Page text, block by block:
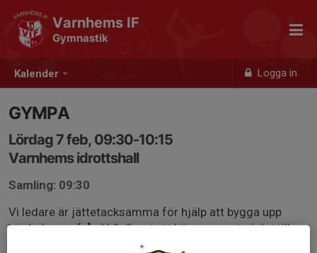
Kalender Logga in
Varnhems IF
Gymnastik
GYMPA
Lördag 7 feb, 09:30-10:15
Varnhems idrottshall
Samling: 09:30
Vi ledare är jättetacksamma för hjälp att bygga upp
hinderbanan från kl.9. Samt att bära ner materialet till
föreningens förråd under hallen efter gympan.